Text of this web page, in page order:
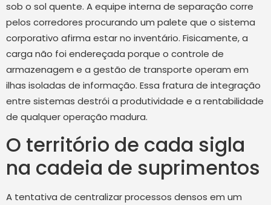
sob o sol quente. A equipe interna de separação corre
pelos corredores procurando um palete que o sistema
corporativo afirma estar no inventário. Fisicamente, a
carga não foi endereçada porque o controle de
armazenagem e a gestão de transporte operam em
ilhas isoladas de informação. Essa fratura de integração
entre sistemas destrói a produtividade e a rentabilidade
de qualquer operação madura.
O território de cada sigla
na cadeia de suprimentos
A tentativa de centralizar processos densos em um